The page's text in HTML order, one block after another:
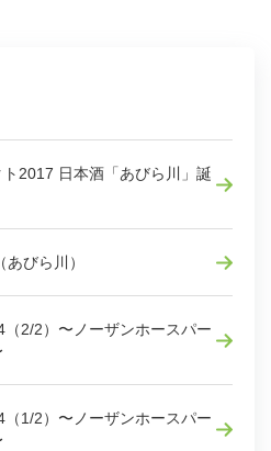
2017 日本酒「あびら川」誕
びら川）
2/2）〜ノーザンホースパー
1/2）〜ノーザンホースパー